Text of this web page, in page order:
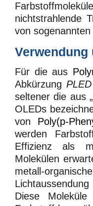
nichtstrahlende
von
Für die aus
Abkürzung PLED
seltener die aus
OLEDs
von Poly(p-
werden
Effizienz als
Molekülen
metall-
Diese